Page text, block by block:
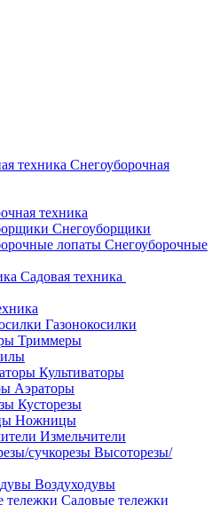
Снегоуборочная
техника
Снегоуборщики
Снегоуборочные
Садовая техника
Газонокосилки
Триммеры
Культиваторы
Аэраторы
Кусторезы
Ножницы
Измельчители
Высоторезы/
Воздуходувы
Садовые тележки